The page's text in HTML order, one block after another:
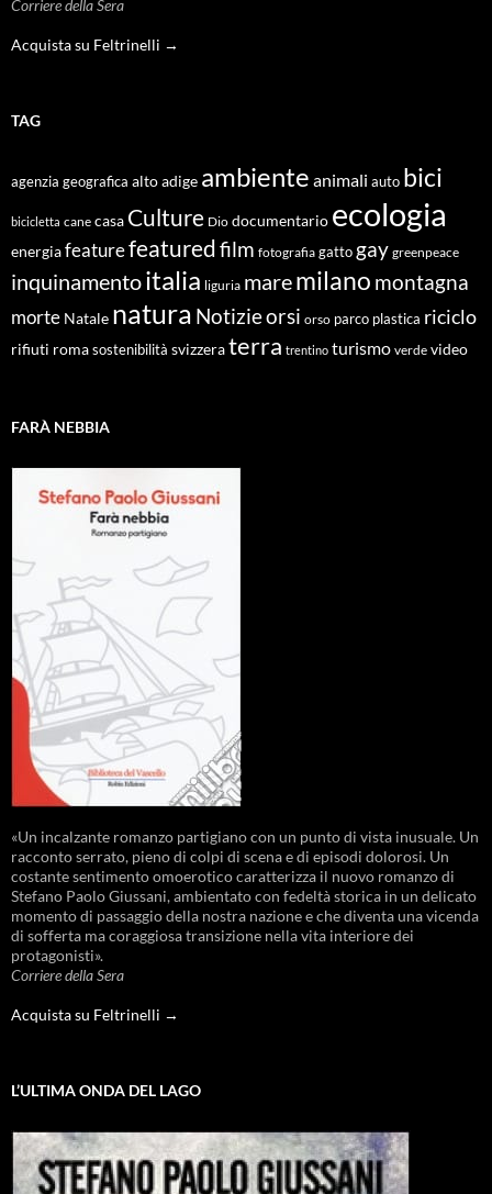
Corriere della Sera
Acquista su Feltrinelli →
TAG
agenzia geografica alto adige ambiente animali auto bici
bicicletta cane casa Culture Dio documentario ecologia
energiafeaturefeaturedfilm fotografia gatto gay greenpeace
inquinamentoitalia liguria maremilano montagna
morte Natale natura Notizieorsi orso parco plastica riciclo
rifiuti roma sostenibilità svizzeraterra trentino turismo verde video
FARÀ NEBBIA
«Un incalzante romanzo partigiano con un punto di vista inusuale. Un
racconto serrato, pieno di colpi di scena e di episodi dolorosi. Un
costante sentimento omoerotico caratterizza il nuovo romanzo di
Stefano Paolo Giussani, ambientato con fedeltà storica in un delicato
momento di passaggio della nostra nazione e che diventa una vicenda
di sofferta ma coraggiosa transizione nella vita interiore dei
protagonisti».
Corriere della Sera
Acquista su Feltrinelli →
L’ULTIMA ONDA DEL LAGO